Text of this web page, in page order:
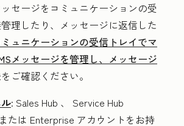
セージをコミュニケーションの受
理したり、メッセージに返信した
ュニケーションの受信トレイでマ
メッセージを管理し、メッセージ
ご確認ください。
: Sales Hub 、 Service Hub
たは Enterprise アカウントをお持